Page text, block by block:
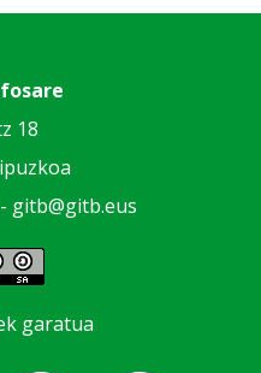
18
gitb@gitb.eus
garatua